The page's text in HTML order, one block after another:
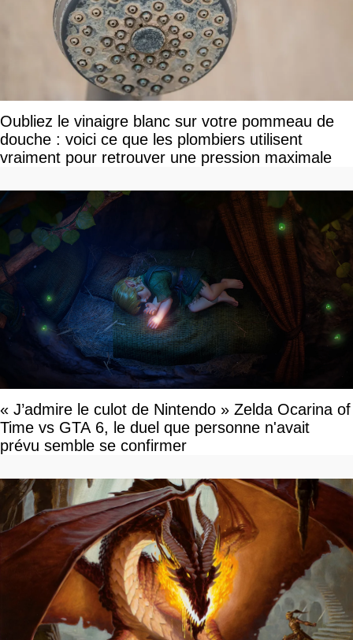
Oubliez le vinaigre blanc sur votre pommeau de
douche : voici ce que les plombiers utilisent
vraiment pour retrouver une pression maximale
« J’admire le culot de Nintendo » Zelda Ocarina of
Time vs GTA 6, le duel que personne n'avait
prévu semble se confirmer